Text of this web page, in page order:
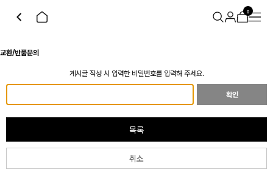
0
교환/반품문의
게시글 작성 시 입력한 비밀번호를 입력해 주세요.
확인
목록
취소